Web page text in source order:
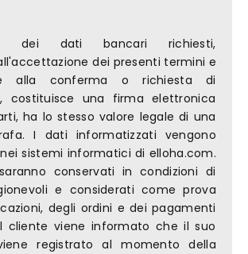
dei dati bancari richiesti,
dei presenti termini e
alla conferma o richiesta di
costituisce una firma elettronica
ha lo stesso valore legale di una
I dati informatizzati vengono
sistemi informatici di elloha.com.
conservati in condizioni di
e considerati come prova
degli ordini e dei pagamenti
cliente viene informato che il suo
registrato al momento della